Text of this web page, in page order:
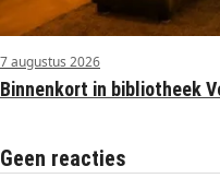
7 augustus 2026
Binnenkort in bibliotheek
Geen reacties